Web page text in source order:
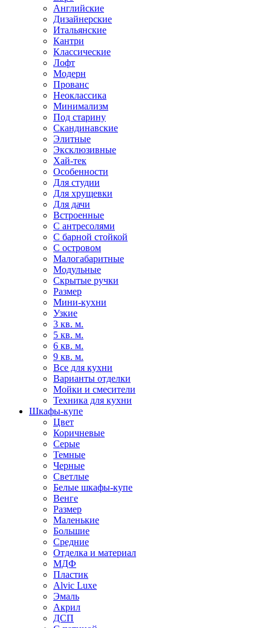
Английские
Дизайнерские
Итальянские
Кантри
Классические
Лофт
Модерн
Прованс
Неоклассика
Минимализм
Под старину
Скандинавские
Элитные
Эксклюзивные
Хай-тек
Особенности
Для студии
Для хрущевки
Для дачи
Встроенные
С антресолями
С барной стойкой
С островом
Малогабаритные
Модульные
Скрытые ручки
Размер
Мини-кухни
Узкие
3 кв. м.
5 кв. м.
6 кв. м.
9 кв. м.
Все для кухни
Варианты отделки
Мойки и смесители
Техника для кухни
Шкафы-купе
Цвет
Коричневые
Серые
Темные
Черные
Светлые
Белые шкафы-купе
Венге
Размер
Маленькие
Большие
Средние
Отделка и материал
МДФ
Пластик
Alvic Luxe
Эмаль
Акрил
ДСП